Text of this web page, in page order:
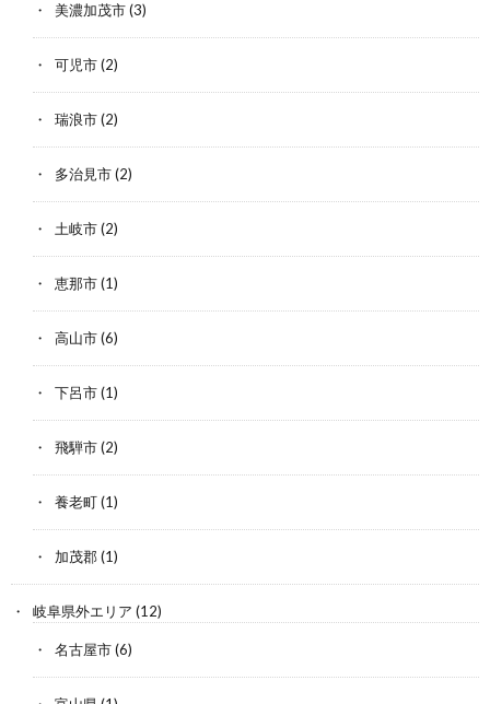
美濃加茂市(3)
可児市(2)
瑞浪市(2)
多治見市(2)
土岐市(2)
恵那市(1)
高山市(6)
下呂市(1)
飛騨市(2)
養老町(1)
加茂郡(1)
岐阜県外エリア (12)
名古屋市(6)